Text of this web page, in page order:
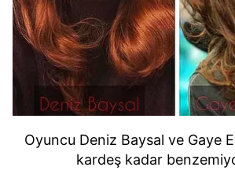
Oyuncu Deniz Baysal ve Gaye
kardeş kadar